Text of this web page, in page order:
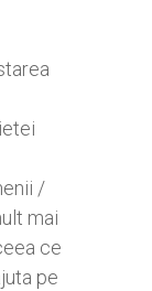
/
mai
ce
pe